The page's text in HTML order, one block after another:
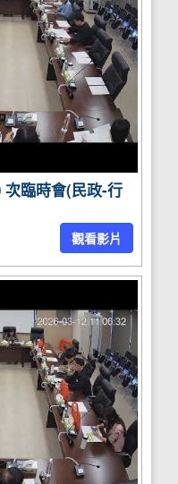
次臨時會(民政-行
觀看影片